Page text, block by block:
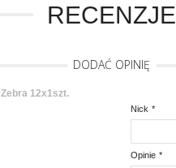
RECENZJE
DODAĆ OPINIĘ
12x1szt.
*
Nick
*
Opinie